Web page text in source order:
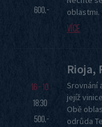
600,-
oblastmi.
Více
16 - 10
18:30
500,-
Rioja,
Srovnání
jejíž
Obě
odrůda